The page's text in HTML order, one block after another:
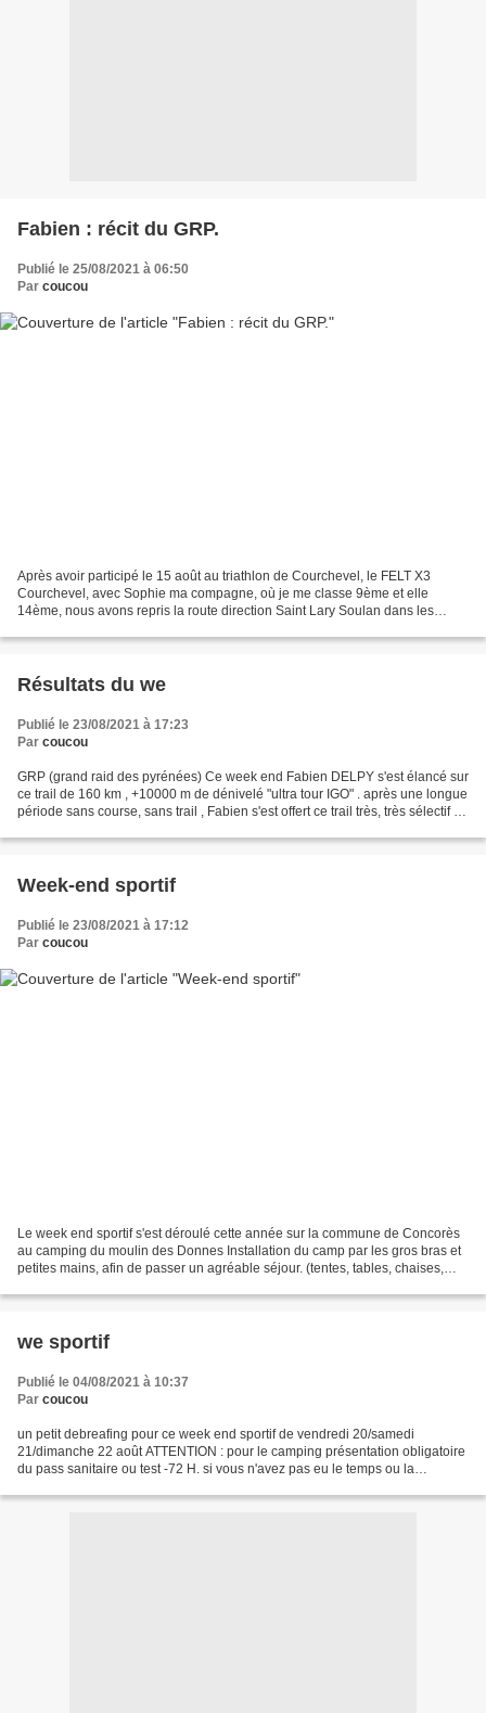
Fabien : récit du GRP.
Publié le 25/08/2021 à 06:50
Par coucou
Après avoir participé le 15 août au triathlon de Courchevel, le FELT X3
Courchevel, avec Sophie ma compagne, où je me classe 9ème et elle
14ème, nous avons repris la route direction Saint Lary Soulan dans les
Résultats du we
Publié le 23/08/2021 à 17:23
Par coucou
GRP (grand raid des pyrénées) Ce week end Fabien DELPY s'est élancé sur
ce trail de 160 km , +10000 m de dénivelé "ultra tour IGO" . après une longue
période sans course, sans trail , Fabien s'est offert ce trail très, très sélectif et
Week-end sportif
Publié le 23/08/2021 à 17:12
Par coucou
Le week end sportif s'est déroulé cette année sur la commune de Concorès
au camping du moulin des Donnes Installation du camp par les gros bras et
petites mains, afin de passer un agréable séjour. (tentes, tables, chaises,
we sportif
Publié le 04/08/2021 à 10:37
Par coucou
un petit debreafing pour ce week end sportif de vendredi 20/samedi
21/dimanche 22 août ATTENTION : pour le camping présentation obligatoire
du pass sanitaire ou test -72 H. si vous n'avez pas eu le temps ou la